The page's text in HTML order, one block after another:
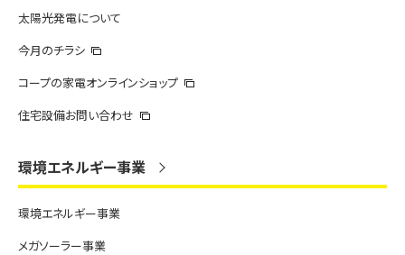
太陽光発電について
今月のチラシ
コープの家電オンラインショップ
住宅設備お問い合わせ
環境エネルギー事業
環境エネルギー事業
メガソーラー事業